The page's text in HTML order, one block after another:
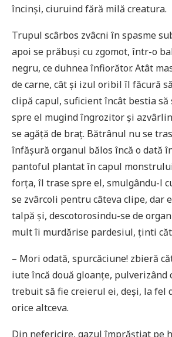
încinși, ciuruind fără milă creatura.
Trupul scârbos zvâcni în spasme
apoi se prăbuși cu zgomot, într-o
negru, ce duhnea înfiorător. Atât
de carne, cât și izul oribil îl făcură
clipă capul, suficient încât bestia să
spre el mugind îngrozitor și
se agăță de braț. Bătrânul nu se
înfășură organul bălos încă o dată
pantoful plantat în capul
forța, îl trase spre el, smulgându-l
se zvârcoli pentru câteva clipe, dar
talpă și, descotorosindu-se de
mult îi murdărise pardesiul, ținti
– Mori odată, spurcăciune! zbieră
iute încă două gloanțe, pulverizând
trebuit să fie creierul ei, deși, la fel
orice altceva.
Din nefericire, gazul împrăștiat pe